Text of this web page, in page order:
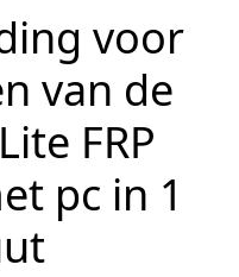
voor
van de
FRP
pc in 1